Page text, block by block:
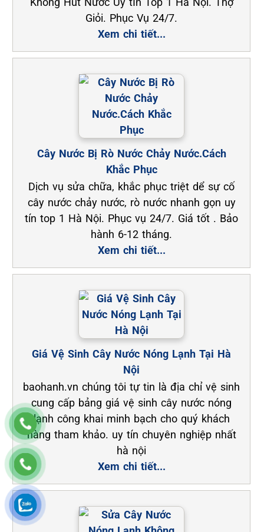
Giỏi. Phục Vụ 24/7.
Xem chi tiết...
Cây Nước Bị Rò Nước Chảy Nước.Cách
Khắc Phục
Dịch vụ sửa chữa, khắc phục triệt dể sự cố
cây nước chảy nước, rò nước nhanh gọn uy
tín top 1 Hà Nội. Phục vụ 24/7. Giá tốt . Bảo
hành 6-12 tháng.
Xem chi tiết...
Giá Vệ Sinh Cây Nước Nóng Lạnh Tại Hà
Nội
baohanh.vn chúng tôi tự tin là địa chỉ vệ sinh
cung cấp bảng giá vệ sinh cây nước nóng
lạnh công khai minh bạch cho quý khách
hàng tham khảo. uy tín chuyên nghiệp nhất
hà nội
Xem chi tiết...